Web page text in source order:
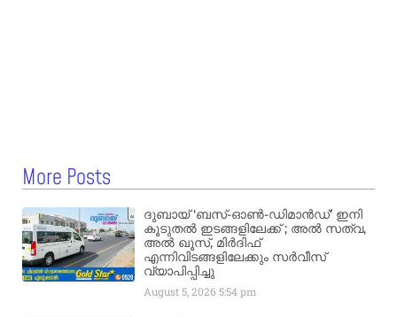
More Posts
ദുബായ് ‘ബസ്-ഓൺ-ഡിമാൻഡ്’ ഇനി
കൂടുതൽ ഇടങ്ങളിലേക്ക് ; അൽ സത്വ,
അൽ ഖൂസ്, മിർദിഫ്
എന്നിവിടങ്ങളിലേക്കും സർവീസ്
വ്യാപിപ്പിച്ചു
August 5, 20265:54 pm